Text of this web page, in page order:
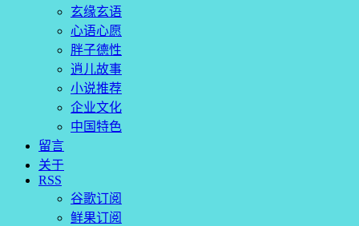
玄缘玄语
心语心愿
胖子德性
逍儿故事
小说推荐
企业文化
中国特色
留言
关于
RSS
谷歌订阅
鲜果订阅